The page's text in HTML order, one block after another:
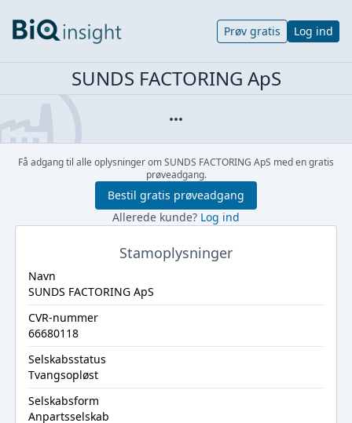
Prøv gratis Log ind
SUNDS FACTORING ApS
Få adgang til alle oplysninger om SUNDS FACTORING ApS med en gratis
prøveadgang.
Bestil gratis prøveadgang
Allerede kunde? Log ind
Stamoplysninger
Navn
SUNDS FACTORING ApS
CVR-nummer
66680118
Selskabsstatus
Tvangsopløst
Selskabsform
Anpartsselskab